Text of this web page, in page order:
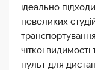
ідеально
невеликих
чіткої
пульт для